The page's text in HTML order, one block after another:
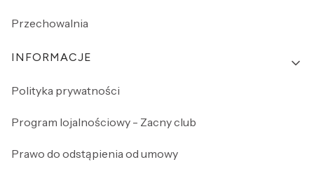
Przechowalnia
INFORMACJE
Polityka prywatności
Program lojalnościowy - Zacny club
Prawo do odstąpienia od umowy